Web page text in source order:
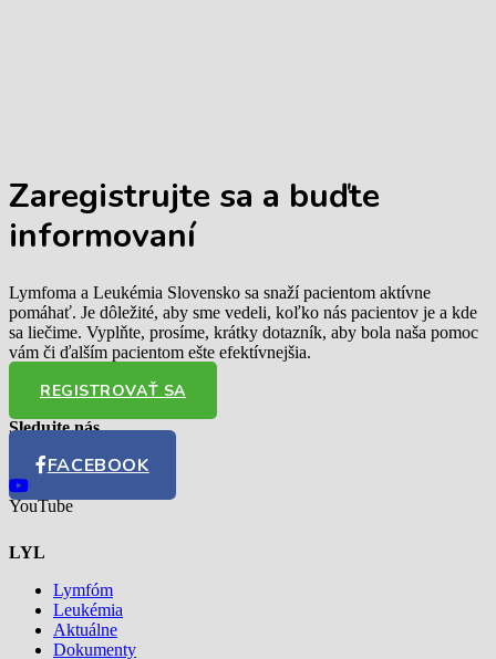
Zaregistrujte sa a buďte
informovaní
Lymfoma a Leukémia Slovensko sa snaží pacientom aktívne
pomáhať. Je dôležité, aby sme vedeli, koľko nás pacientov je a kde
sa liečime. Vyplňte, prosíme, krátky dotazník, aby bola naša pomoc
vám či ďalším pacientom ešte efektívnejšia.
REGISTROVAŤ SA
Sledujte nás
FACEBOOK
YouTube
LYL
Lymfóm
Leukémia
Aktuálne
Dokumenty